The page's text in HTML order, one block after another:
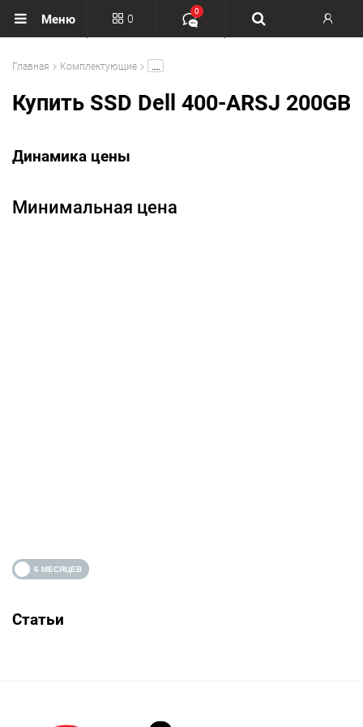
Меню 0
0
Главная Комплектующие
Купить SSD Dell 400-ARSJ 200GB
Динамика цены
Минимальная цена
Статьи